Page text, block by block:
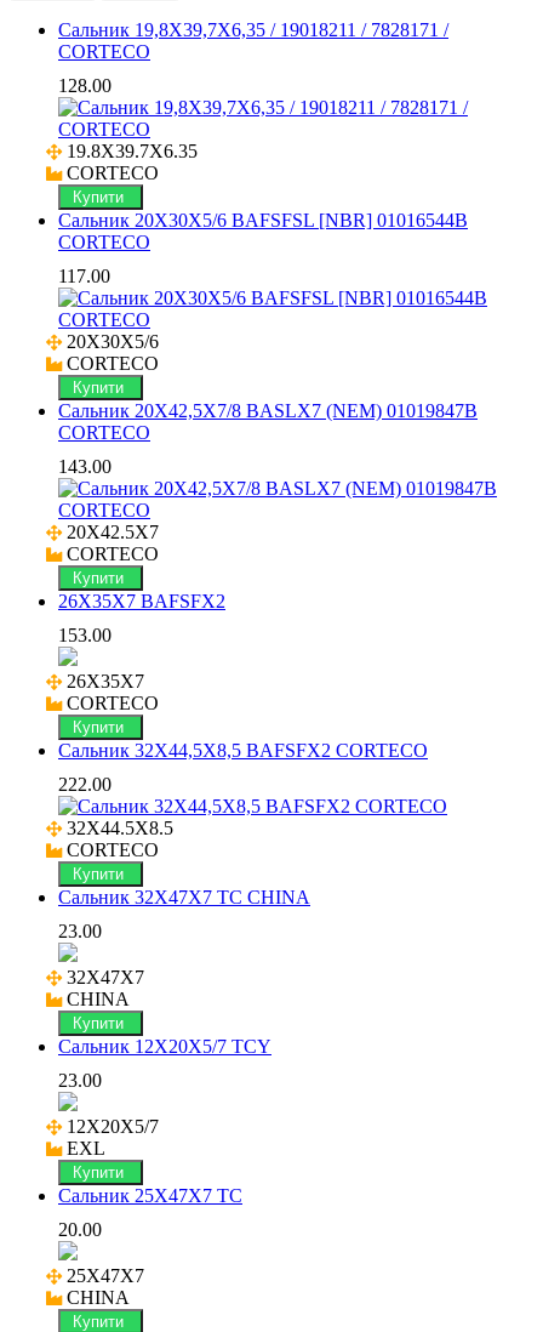
Сальник 19,8X39,7X6,35 / 19018211 / 7828171 /
CORTECO
128.00
19.8X39.7X6.35
CORTECO
Купити
Сальник 20X30X5/6 BAFSFSL [NBR] 01016544B
CORTECO
117.00
20X30X5/6
CORTECO
Купити
Сальник 20X42,5X7/8 BASLX7 (NEM) 01019847B
CORTECO
143.00
20X42.5X7
CORTECO
Купити
26X35X7 BAFSFX2
153.00
26X35X7
CORTECO
Купити
Сальник 32X44,5X8,5 BAFSFX2 CORTECO
222.00
32X44.5X8.5
CORTECO
Купити
Сальник 32X47X7 TC CHINA
23.00
32X47X7
CHINA
Купити
Сальник 12X20X5/7 TCY
23.00
12X20X5/7
EXL
Купити
Сальник 25X47X7 TC
20.00
25X47X7
CHINA
Купити